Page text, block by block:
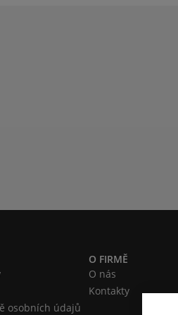
osobních údajů
O FIRMĚ
O nás
Kontakty